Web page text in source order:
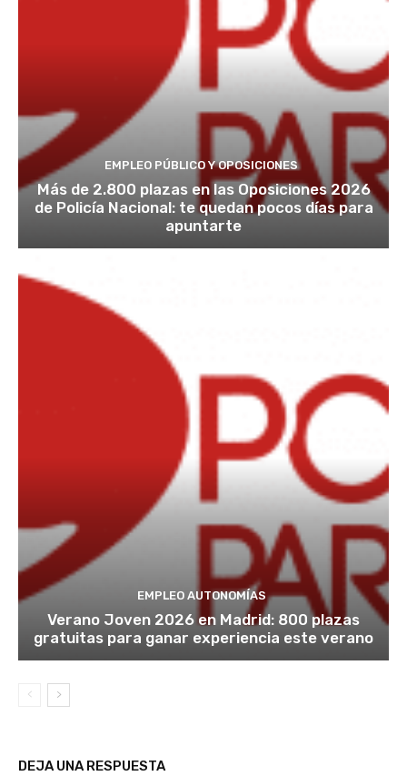
EMPLEO PÚBLICO Y OPOSICIONES
Más de 2.800 plazas en las Oposiciones 2026
de Policía Nacional: te quedan pocos días para
apuntarte
EMPLEO AUTONOMÍAS
Verano Joven 2026 en Madrid: 800 plazas
gratuitas para ganar experiencia este verano
DEJA UNA RESPUESTA